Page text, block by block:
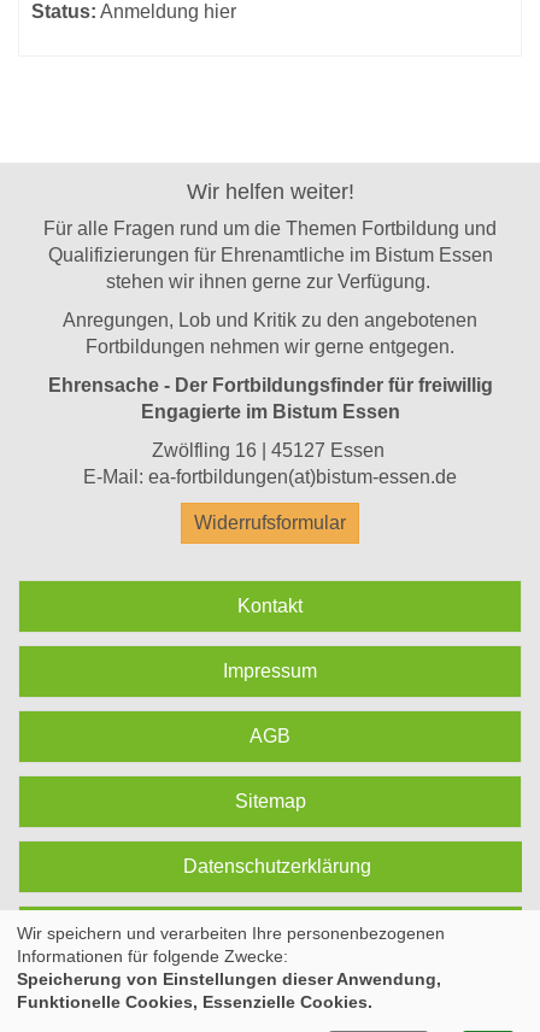
Status: Anmeldung hier
Wir helfen weiter!
Für alle Fragen rund um die Themen Fortbildung und
Qualifizierungen für Ehrenamtliche im Bistum Essen
stehen wir ihnen gerne zur Verfügung.
Anregungen, Lob und Kritik zu den angebotenen
Fortbildungen nehmen wir gerne entgegen.
Ehrensache - Der Fortbildungsfinder für freiwillig
Engagierte im Bistum Essen
Zwölfling 16 | 45127 Essen
E-Mail: ea-fortbildungen(at)bistum-essen.de
Widerrufsformular
Kontakt
Impressum
AGB
Sitemap
Datenschutzerklärung
Cookie Einstellungen
Wir speichern und verarbeiten Ihre personenbezogenen
Informationen für folgende Zwecke:
Speicherung von Einstellungen dieser Anwendung,
Funktionelle Cookies, Essenzielle Cookies.